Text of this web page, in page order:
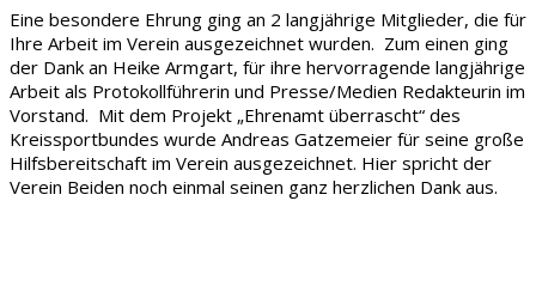
Eine besondere Ehrung ging an 2 langjährige Mitglieder, die für
Ihre Arbeit im Verein ausgezeichnet wurden. Zum einen ging
der Dank an Heike Armgart, für ihre hervorragende langjährige
Arbeit als Protokollführerin und Presse/Medien Redakteurin im
Vorstand. Mit dem Projekt „Ehrenamt überrascht“ des
Kreissportbundes wurde Andreas Gatzemeier für seine große
Hilfsbereitschaft im Verein ausgezeichnet. Hier spricht der
Verein Beiden noch einmal seinen ganz herzlichen Dank aus.